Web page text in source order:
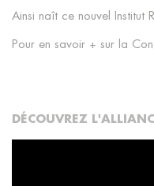
Ainsi naît ce nouvel Institut
Pour en savoir + sur la
DÉCOUVREZ